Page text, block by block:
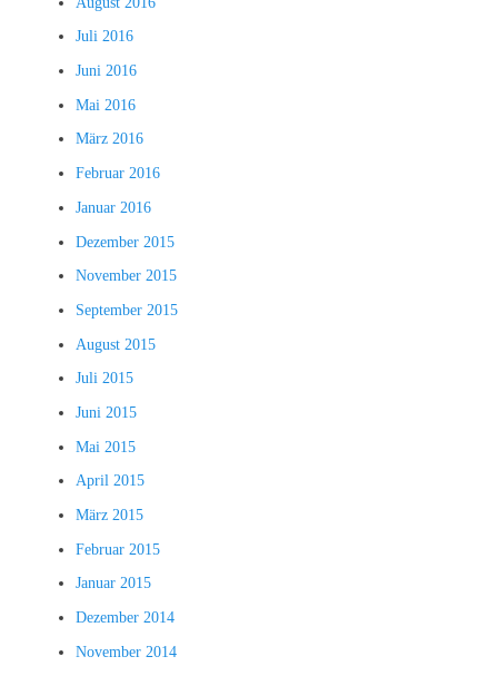
Juli 2016
Juni 2016
Mai 2016
März 2016
Februar 2016
Januar 2016
Dezember 2015
November 2015
September 2015
August 2015
Juli 2015
Juni 2015
Mai 2015
April 2015
März 2015
Februar 2015
Januar 2015
Dezember 2014
November 2014